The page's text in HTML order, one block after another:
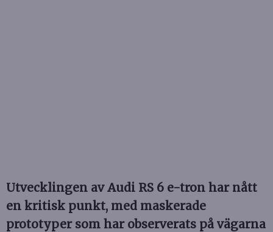
Utvecklingen av Audi RS 6 e-tron har nått
en kritisk punkt, med maskerade
prototyper som har observerats på vägarna